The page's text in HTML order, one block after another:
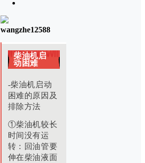
wangzhe12588
柴油机启
动困难
-柴油机启动
困难的原因及
排除方法
①柴油机较长
时间没有运
转： 回油管要
伸在柴油液面